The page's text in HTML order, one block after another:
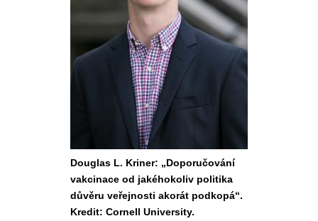
Douglas L. Kriner: „Doporučování
vakcinace od jakéhokoliv politika
důvěru veřejnosti akorát podkopá“.
Kredit: Cornell University.